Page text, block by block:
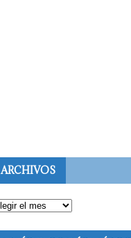
ARCHIVOS